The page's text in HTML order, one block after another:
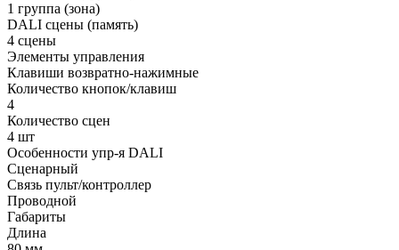
1 группа (зона)
DALI сцены (память)
4 сцены
Элементы управления
Клавиши возвратно-нажимные
Количество кнопок/клавиш
4
Количество сцен
4 шт
Особенности упр-я DALI
Сценарный
Связь пульт/контроллер
Проводной
Габариты
Длина